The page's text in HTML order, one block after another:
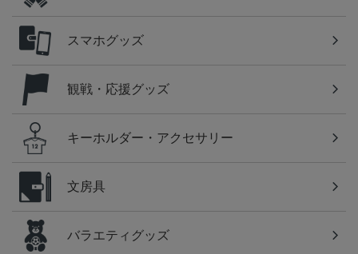
スマホグッズ
観戦・応援グッズ
キーホルダー・アクセサリー
文房具
バラエティグッズ